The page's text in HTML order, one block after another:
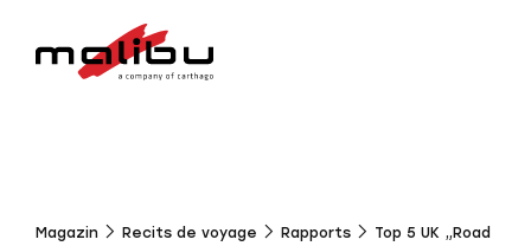
Magazin Recits de voyage Rapports
Top 5 UK „Road